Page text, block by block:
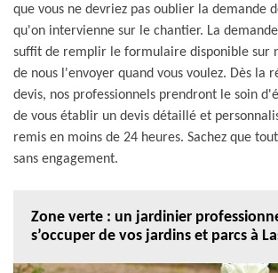
que vous ne devriez pas oublier la demande
qu'on intervienne sur le chantier. La
suffit de remplir le formulaire disponible sur
de nous l'envoyer quand vous voulez. Dès la
devis, nos professionnels prendront le soin
de vous établir un devis détaillé et
remis en moins de 24 heures. Sachez que
sans engagement.
Zone verte : un jardinier
s’occuper de vos jardins et parcs à